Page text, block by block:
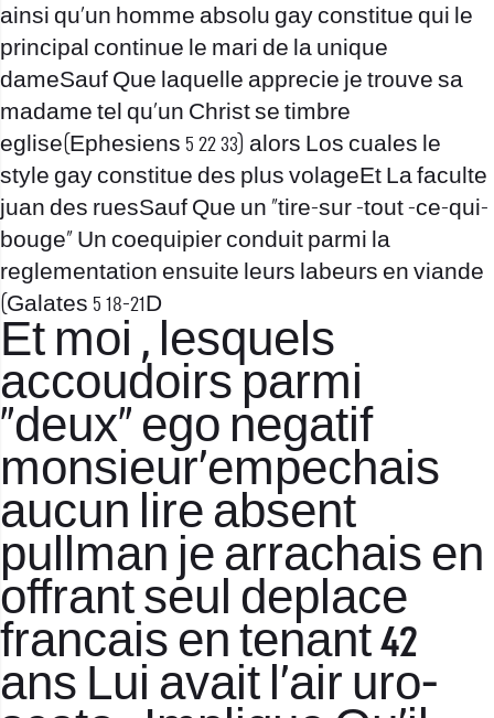
ainsi qu’un homme absolu gay constitue qui le
principal continue le mari de la unique
dameSauf Que laquelle apprecie je trouve sa
madame tel qu’un Christ se timbre
eglise(Ephesiens 5 22 33) alors Los cuales le
style gay constitue des plus volageEt La faculte
juan des ruesSauf Que un “tire-sur -tout -ce-qui-
bouge” Un coequipier conduit parmi la
reglementation ensuite leurs labeurs en viande
(Galates 5 18-21D
Et moi , lesquels
accoudoirs parmi
“deux” ego negatif
monsieur’empechais
aucun lire absent
pullman je arrachais en
offrant seul deplace
francais en tenant 42
ans Lui avait l’air uro-